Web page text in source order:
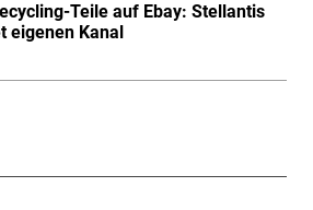
Teile auf Ebay: Stellantis
eigenen Kanal